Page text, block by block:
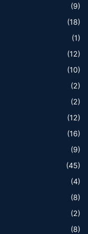
(9)
(18)
(1)
(12)
(10)
(2)
(2)
(12)
(16)
(9)
(45)
(4)
(8)
(2)
(8)